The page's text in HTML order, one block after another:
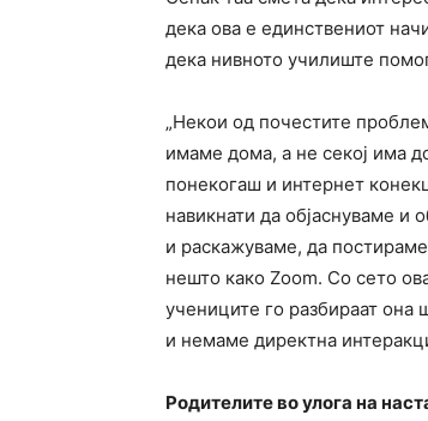
дека ова е единствениот
дека нивното училиште
„Некои од почестите
имаме дома, а не секој има
понекогаш и интернет
навикнати да објаснуваме
и раскажуваме, да
нешто како Zoom. Со сето
учениците го разбираат она
и немаме директна
Родителите во улога на